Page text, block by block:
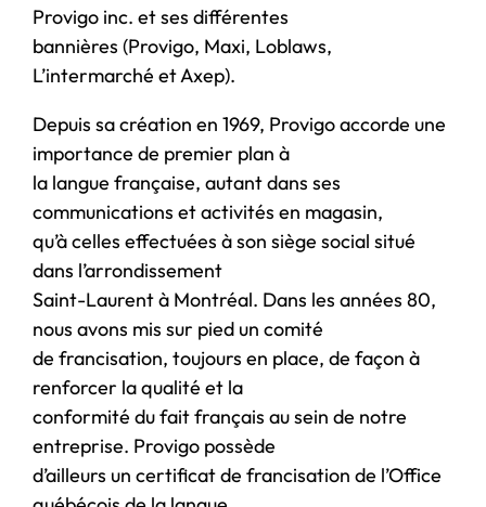
Provigo inc. et ses différentes
bannières (Provigo, Maxi, Loblaws,
L’intermarché et Axep).
Depuis sa création en 1969, Provigo accorde une
importance de premier plan à
la langue française, autant dans ses
communications et activités en magasin,
qu’à celles effectuées à son siège social situé
dans l’arrondissement
Saint-Laurent à Montréal. Dans les années 80,
nous avons mis sur pied un comité
de francisation, toujours en place, de façon à
renforcer la qualité et la
conformité du fait français au sein de notre
entreprise. Provigo possède
d’ailleurs un certificat de francisation de l’Office